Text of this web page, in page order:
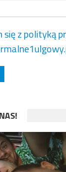
się z polityką